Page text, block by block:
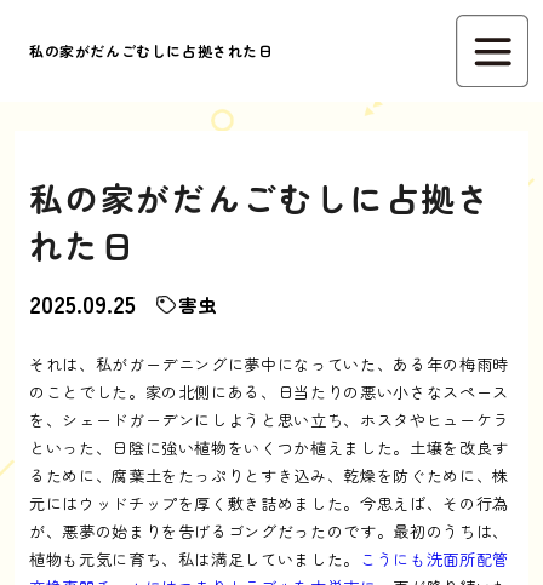
私の家がだんごむしに占拠された日
私の家がだんごむしに占拠さ
れた日
2025.09.25 害虫
それは、私がガーデニングに夢中になっていた、ある年の梅雨時
のことでした。家の北側にある、日当たりの悪い小さなスペース
を、シェードガーデンにしようと思い立ち、ホスタやヒューケラ
といった、日陰に強い植物をいくつか植えました。土壌を改良す
るために、腐葉土をたっぷりとすき込み、乾燥を防ぐために、株
元にはウッドチップを厚く敷き詰めました。今思えば、その行為
が、悪夢の始まりを告げるゴングだったのです。最初のうちは、
植物も元気に育ち、私は満足していました。 こうにも洗面所配管